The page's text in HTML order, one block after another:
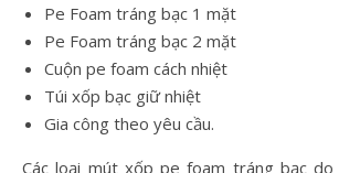
Pe Foam tráng bạc 1 mặt
Pe Foam tráng bạc 2 mặt
Cuộn pe foam cách nhiệt
Túi xốp bạc giữ nhiệt
Gia công theo yêu cầu.
Các loại mút xốp pe foam tráng bạc do